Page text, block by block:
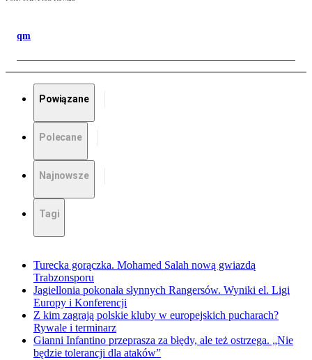
qm
Powiązane
Polecane
Najnowsze
Tagi
Turecka gorączka. Mohamed Salah nową gwiazdą
Trabzonsporu
Jagiellonia pokonała słynnych Rangersów. Wyniki el. Ligi
Europy i Konferencji
Z kim zagrają polskie kluby w europejskich pucharach?
Rywale i terminarz
Gianni Infantino przeprasza za błędy, ale też ostrzega. „Nie
będzie tolerancji dla ataków”